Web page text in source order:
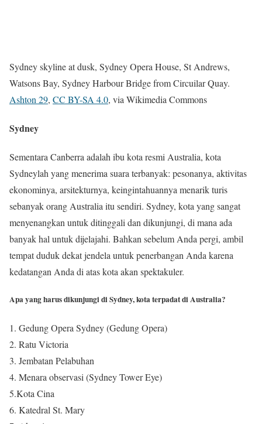
Sydney skyline at dusk, Sydney Opera House, St Andrews,
Watsons Bay, Sydney Harbour Bridge from Circuilar Quay.
Ashton 29, CC BY-SA 4.0, via Wikimedia Commons
Sydney
Sementara Canberra adalah ibu kota resmi Australia, kota
Sydneylah yang menerima suara terbanyak: pesonanya, aktivitas
ekonominya, arsitekturnya, keingintahuannya menarik turis
sebanyak orang Australia itu sendiri. Sydney, kota yang sangat
menyenangkan untuk ditinggali dan dikunjungi, di mana ada
banyak hal untuk dijelajahi. Bahkan sebelum Anda pergi, ambil
tempat duduk dekat jendela untuk penerbangan Anda karena
kedatangan Anda di atas kota akan spektakuler.
Apa yang harus dikunjungi di Sydney, kota terpadat di Australia?
1. Gedung Opera Sydney (Gedung Opera)
2. Ratu Victoria
3. Jembatan Pelabuhan
4. Menara observasi (Sydney Tower Eye)
5.Kota Cina
6. Katedral St. Mary